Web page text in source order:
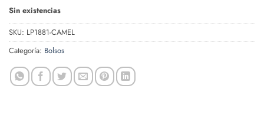
Sin existencias
SKU: LP1881-CAMEL
Categoría: Bolsos